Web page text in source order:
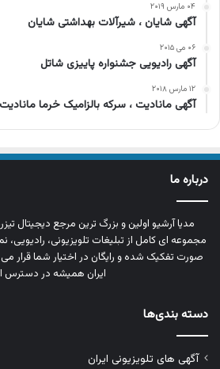
۰۴ مارس ۲۰۱۹
آگهی شایان ، شیرآلات بهداشتی شایان
۰۶ می ۲۰۱۵
آگهی رادیویی جشنواره پاییزی شاتل
۱۲ مارس ۲۰۱۸
آگهی مانادیت ، سرکه بالزامیک خرما مانادیت
درباره ما
مدیا آرشیو اولین و بزرگ‌ ترین مرجع دیجیتال
مجموعه‌ ای کامل از تبلیغات تلویزیونی، رادیویی،
صورت تفکیک‌ شده و رایگان در اختیار شما قرار
ایران همیشه در
دسته بندی‌ها
آگهی های تلویزیونی ایران